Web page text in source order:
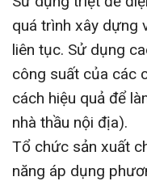
quá trình xây dựng
liên tục. Sử dụng
công suất của các
cách hiệu quả để
nhà thầu nội địa).
Tổ chức sản xuất
năng áp dụng